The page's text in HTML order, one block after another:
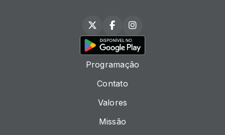
Programação
Contato
Valores
Missão